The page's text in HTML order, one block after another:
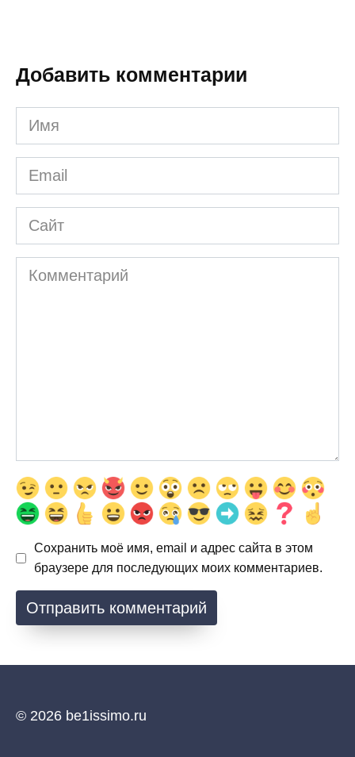
Добавить комментарии
Имя
*
Email
*
Сайт
Комментарий
Сохранить моё имя, email и адрес сайта в этом
браузере для последующих моих комментариев.
© 2026 be1issimo.ru